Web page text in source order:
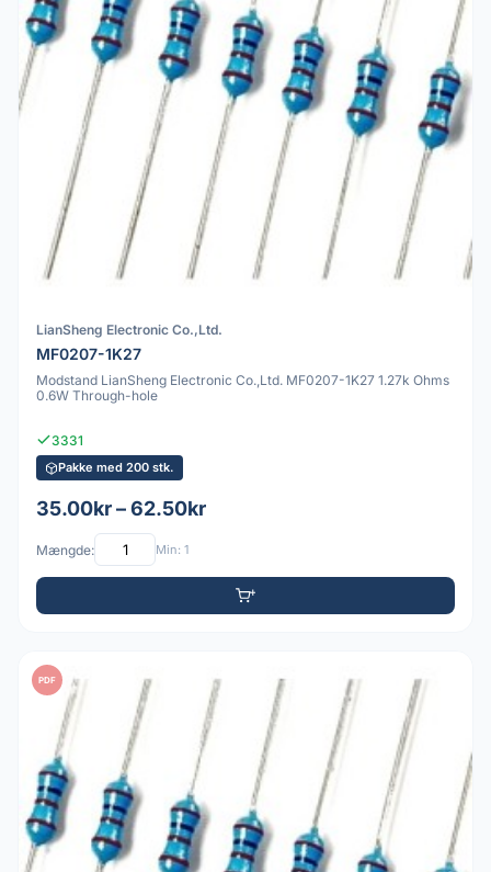
LianSheng Electronic Co.,Ltd.
MF0207-1K27
Modstand LianSheng Electronic Co.,Ltd. MF0207-1K27 1.27k Ohms
0.6W Through-hole
3331
Pakke med 200 stk.
35.00kr – 62.50kr
Mængde: Min: 1
PDF